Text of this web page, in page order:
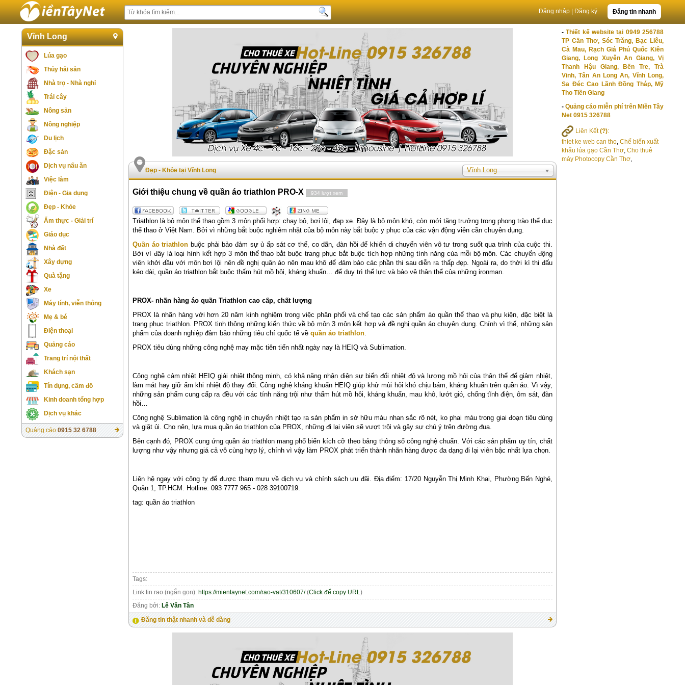
Đăng tin nhanh
Đăng nhập Đăng ký
Vĩnh Long
Lúa gạo
Thủy hải sản
Nhà trọ - Nhà nghỉ
Trái cây
Nông sản
Nông nghiệp
Du lịch
Đặc sản
Dịch vụ nấu ăn
Việc làm
Điện - Gia dụng
Đẹp - Khỏe
Ẩm thực - Giải trí
Giáo dục
Nhà đất
Xây dựng
Quà tặng
Xe
Máy tính, viễn thông
Mẹ & bé
Điện thoại
Quảng cáo
Trang trí nội thất
Khách sạn
Tín dụng, cầm đồ
Kinh doanh tổng hợp
Dịch vụ khác
Quảng cáo 0915 32 6788
-Thiết kế website tại 0949 256788
TP Cần Thơ, Sóc Trăng, Bạc Liêu,
Cà Mau, Rạch Giá Phú Quốc Kiên
Giang, Long Xuyên An Giang, Vị
Thanh Hậu Giang, Bến Tre, Trà
Vinh, Tân An Long An, Vĩnh Long,
Sa Đéc Cao Lãnh Đồng Tháp, Mỹ
Tho Tiền Giang
-Quảng cáo miễn phí trên Miền Tây
Net 0915 326788
Liên Kết(?):
thiet ke web can tho, Chế biến xuất
khẩu lúa gạo Cần Thơ, Cho thuê
máy Photocopy Cần Thơ,
Đẹp - Khỏe tại Vĩnh Long
Vĩnh Long
Giới thiệu chung về quần áo triathlon PRO-X 934 lượt xem
Triathlon là bộ môn thể thao gồm 3 môn phối hợp: chạy bộ, bơi lội, đạp xe. Đây là bộ môn khó, còn mới tăng trưởng trong phong trào thể dục
thể thao ở Việt Nam. Bởi vì những bắt buộc nghiêm nhặt của bộ môn này bắt buộc y phục của các vận động viên cần chuyên dụng.
Quần áo triathlon buộc phải bảo đảm sự ủ ấp sát cơ thể, co dãn, đàn hồi để khiến di chuyển viên vô tư trong suốt qua trình của cuộc thi.
Bởi vì đây là loại hình kết hợp 3 môn thể thao bắt buộc trang phục bắt buộc tích hợp những tính năng của mỗi bộ môn. Các chuyển động
viên khởi đầu với môn bơi lội nên đề nghị quân áo nên mau khô để đảm bảo các phần thi sau diễn ra thấp đẹp. Ngoài ra, do thời kì thi đấu
kéo dài, quần áo triathlon bắt buộc thấm hút mồ hôi, kháng khuẩn… để duy trì thể lực và bảo vệ thân thể của những ironman.
PROX- nhãn hàng áo quần Triathlon cao cấp, chất lượng
PROX là nhãn hàng với hơn 20 năm kinh nghiệm trong việc phân phối và chế tạo các sản phẩm áo quần thể thao và phụ kiện, đặc biệt là
trang phục triathlon. PROX tinh thông những kiến thức về bộ môn 3 môn kết hợp và đề nghị quần áo chuyên dụng. Chính vì thế, những sản
phẩm của doanh nghiệp đảm bảo những tiêu chí quốc tế về quần áo triathlon
PROX tiêu dùng những công nghệ may mặc tiên tiến nhất ngày nay là HEIQ và Sublimation.
Công nghệ cảm nhiệt HEIQ giải nhiệt thông minh, có khả năng nhận diện sự biến đổi nhiệt độ và lượng mồ hôi của thân thể để giảm nhiệt,
làm mát hay giữ ấm khi nhiệt độ thay đổi. Công nghệ kháng khuẩn HEIQ giúp khử mùi hôi khó chịu bám, kháng khuẩn trên quần áo. Vì vậy,
những sản phẩm cung cấp ra đều với các tính năng trội như thấm hút mồ hôi, kháng khuẩn, mau khô, lướt gió, chống tĩnh điện, ôm sát, đàn
hồi…
Công nghệ Sublimation là công nghệ in chuyển nhiệt tạo ra sản phẩm in sở hữu màu nhan sắc rõ nét, ko phai màu trong giai đoạn tiêu dùng
và giặt ủi. Cho nên, lựa mua quần áo triathlon của PROX, những đi lại viên sẽ vượt trội và gây sự chú ý trên đường đua.
Bên cạnh đó, PROX cung ứng quần áo triathlon mang phổ biến kích cỡ theo bảng thông số công nghệ chuẩn. Với các sản phẩm uy tín, chất
lượng như vậy nhưng giá cả vô cùng hợp lý, chính vì vậy làm PROX phát triển thành nhãn hàng được đa dạng đi lại viên bậc nhất lựa chọn.
Liên hệ ngay với công ty để được tham mưu về dịch vụ và chính sách ưu đãi. Địa điểm: 17/20 Nguyễn Thị Minh Khai, Phường Bến Nghé,
Quận 1, TP.HCM. Hotline: 093 7777 965 - 028 39100719.
tag: quần áo triathlon
Tags:
Link tin rao (ngắn gọn): https://mientaynet.com/rao-vat/310607/(Click để copy URL )
Đăng bởi: Lê Văn Tân
Đăng tin thật nhanh và dễ dàng